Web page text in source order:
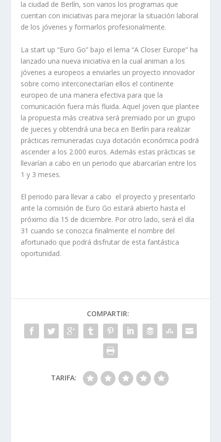
la ciudad de Berlín, son varios los programas que
cuentan con iniciativas para mejorar la situación laboral
de los jóvenes y formarlos profesionalmente.
La start up “Euro Go” bajo el lema “A Closer Europe” ha
lanzado una nueva iniciativa en la cual animan a los
jóvenes a europeos a enviarles un proyecto innovador
sobre como interconectarían ellos el continente
europeo de una manera efectiva para que la
comunicación fuera más fluida. Aquel joven que plantee
la propuesta más creativa será premiado por un grupo
de jueces y obtendrá una beca en Berlín para realizar
prácticas remuneradas cuya dotación económica podrá
ascender a los 2.000 euros. Además estas prácticas se
llevarían a cabo en un periodo que abarcarían entre los
1 y 3 meses.
El periodo para llevar a cabo el proyecto y presentarlo
ante la comisión de Euro Go estará abierto hasta el
próximo día 15 de diciembre. Por otro lado, será el día
31 cuando se conozca finalmente el nombre del
afortunado que podrá disfrutar de esta fantástica
oportunidad.
COMPARTIR:
TARIFA: